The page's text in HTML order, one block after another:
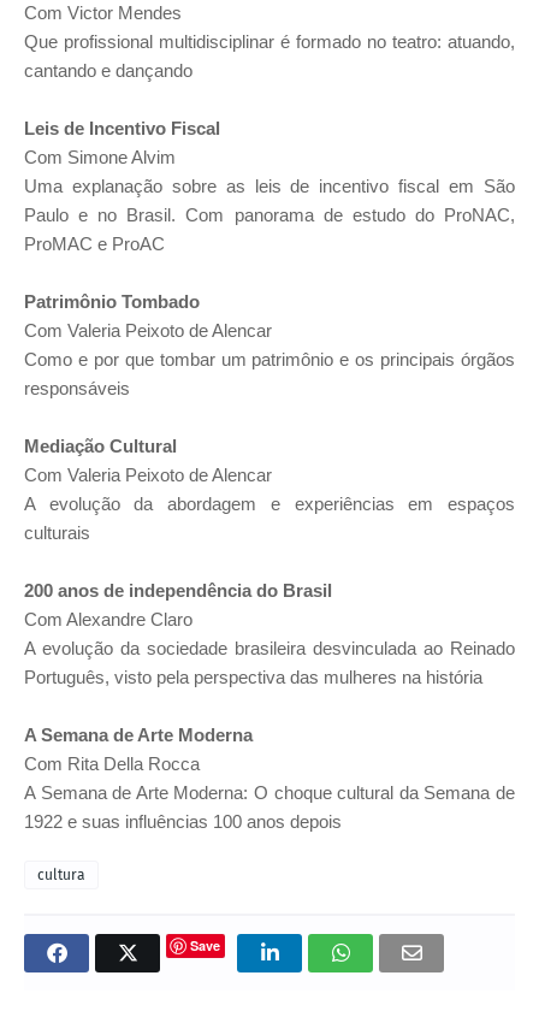
Com Victor Mendes
Que profissional multidisciplinar é formado no teatro: atuando,
cantando e dançando
Leis de Incentivo Fiscal
Com Simone Alvim
Uma explanação sobre as leis de incentivo fiscal em São
Paulo e no Brasil. Com panorama de estudo do ProNAC,
ProMAC e ProAC
Patrimônio Tombado
Com Valeria Peixoto de Alencar
Como e por que tombar um patrimônio e os principais órgãos
responsáveis
Mediação Cultural
Com Valeria Peixoto de Alencar
A evolução da abordagem e experiências em espaços
culturais
200 anos de independência do Brasil
Com Alexandre Claro
A evolução da sociedade brasileira desvinculada ao Reinado
Português, visto pela perspectiva das mulheres na história
A Semana de Arte Moderna
Com Rita Della Rocca
A Semana de Arte Moderna: O choque cultural da Semana de
1922 e suas influências 100 anos depois
cultura
Save